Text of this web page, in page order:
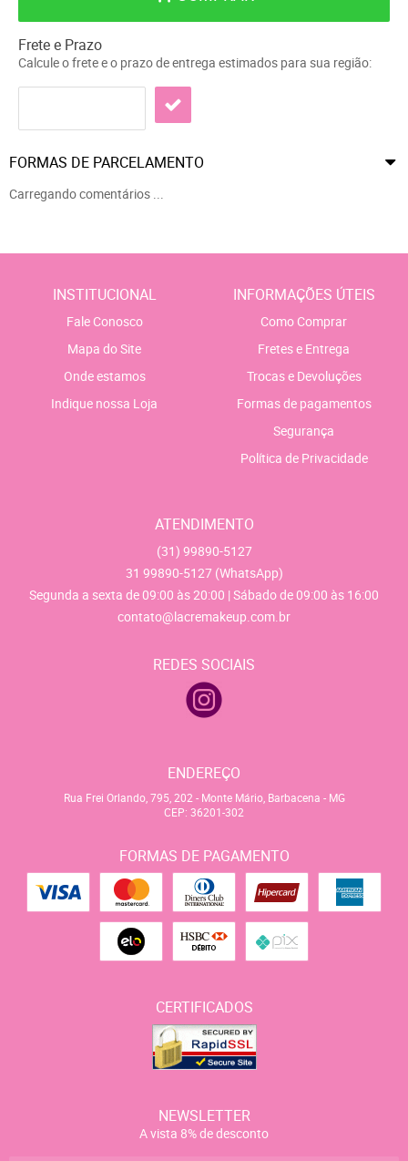
Frete e Prazo
Calcule o frete e o prazo de entrega estimados para sua região:
FORMAS DE PARCELAMENTO
Carregando comentários ...
INSTITUCIONAL
Fale Conosco
Mapa do Site
Onde estamos
Indique nossa Loja
INFORMAÇÕES ÚTEIS
Como Comprar
Fretes e Entrega
Trocas e Devoluções
Formas de pagamentos
Segurança
Política de Privacidade
ATENDIMENTO
(31) 99890-5127
31 99890-5127 (WhatsApp)
Segunda a sexta de 09:00 às 20:00 | Sábado de 09:00 às 16:00
contato@lacremakeup.com.br
REDES SOCIAIS
ENDEREÇO
Rua Frei Orlando, 795, 202 - Monte Mário, Barbacena - MG
CEP: 36201-302
FORMAS DE PAGAMENTO
CERTIFICADOS
NEWSLETTER
A vista 8% de desconto